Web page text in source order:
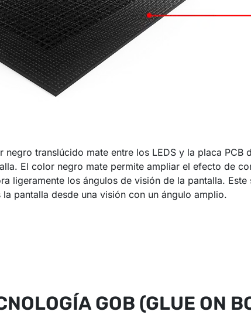
translúcido mate entre los LEDS y la placa
El color negro mate permite ampliar el efecto de
ligeramente los ángulos de visión de la pantalla.
pantalla desde una visión con un ángulo amplio.
GOB (GLUE ON